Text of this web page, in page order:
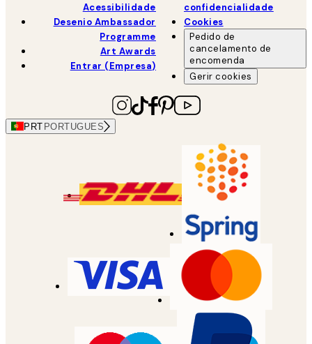
Acessibilidade
Desenio Ambassador
Programme
Art Awards
Entrar (Empresa)
confidencialidade
Cookies
Pedido de
cancelamento de
encomenda
Gerir cookies
PRT PORTUGUES